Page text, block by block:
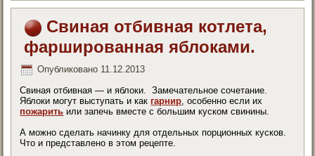
Свиная отбивная котлета,
фаршированная яблоками.
Опубликовано 11.12.2013
Свиная отбивная — и яблоки. Замечательное сочетание.
Яблоки могут выступать и как гарнир, особенно если их
пожарить или запечь вместе с большим куском свинины.
А можно сделать начинку для отдельных порционных кусков.
Что и представлено в этом рецепте.